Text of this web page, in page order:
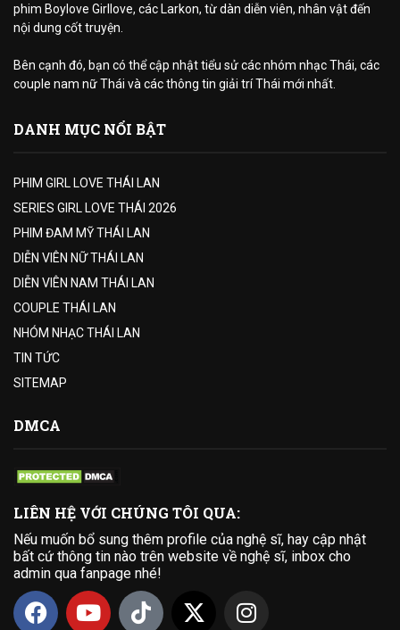
phim Boylove Girllove, các Larkon, từ dàn diễn viên, nhân vật đến
nội dung cốt truyện.
Bên cạnh đó, bạn có thể cập nhật tiểu sử các nhóm nhạc Thái, các
couple nam nữ Thái và các thông tin giải trí Thái mới nhất.
DANH MỤC NỔI BẬT
PHIM GIRL LOVE THÁI LAN
SERIES GIRL LOVE THÁI 2026
PHIM ĐAM MỸ THÁI LAN
DIỄN VIÊN NỮ THÁI LAN
DIỄN VIÊN NAM THÁI LAN
COUPLE THÁI LAN
NHÓM NHẠC THÁI LAN
TIN TỨC
SITEMAP
DMCA
LIÊN HỆ VỚI CHÚNG TÔI QUA:
Nếu muốn bổ sung thêm profile của nghệ sĩ, hay cập nhật
bất cứ thông tin nào trên website về nghệ sĩ, inbox cho
admin qua fanpage nhé!